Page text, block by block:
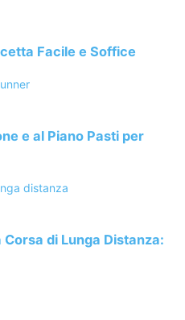
Facile e Soffice
e al Piano Pasti per
di Lunga Distanza:
dossare un cappellino con
si possiede è possibile
in commercio ne esistono
spray.
su tutto il corpo,
senza dimenticare le zone
pelle è importante
dopo l’esposizione
degli integratori alimentari